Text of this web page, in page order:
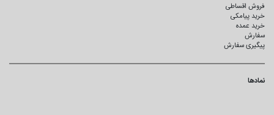
فروش اقساطی
خرید پیامکی
خرید عمده
سفارش
پیگیری سفارش
نمادها